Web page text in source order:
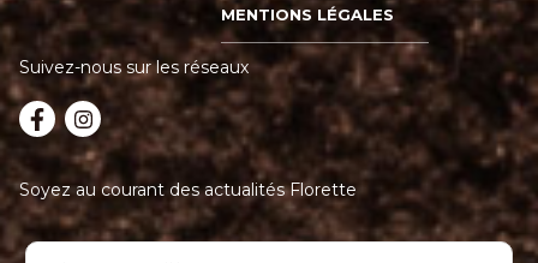
MENTIONS LÉGALES
Suivez-nous sur les réseaux
Soyez au courant des actualités Florette